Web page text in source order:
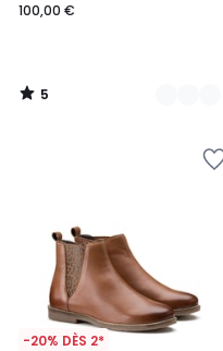
100,00 €
5
/
-20% DÈS 2*